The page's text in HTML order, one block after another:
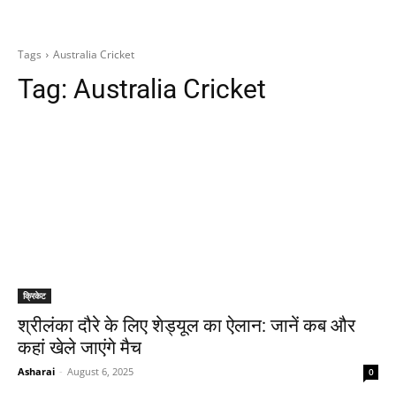
Tags Australia Cricket
Tag: Australia Cricket
क्रिकेट
श्रीलंका दौरे के लिए शेड्यूल का ऐलान: जानें कब और
कहां खेले जाएंगे मैच
Asharai - August 6, 2025 0